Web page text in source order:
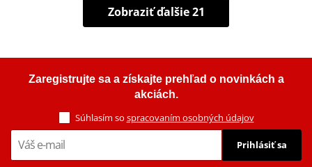
Zobraziť ďalšie 21
Zaregistrujte sa a získajte prehľad o novinkách a
akciách.
Súhlasím so spracovaním osobných údajov
Prihlásiť sa